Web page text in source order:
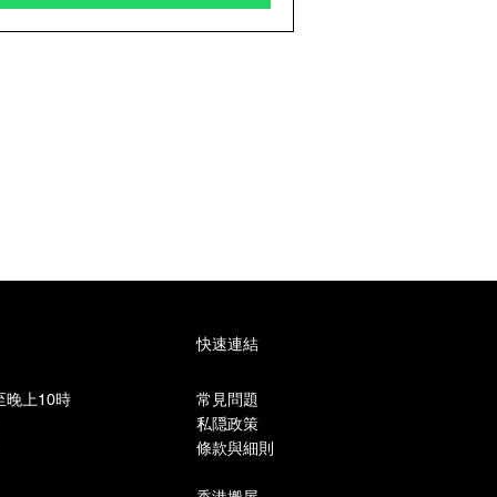
晚上10時​
快速連結
常見問題
私隠政策
條款與細則